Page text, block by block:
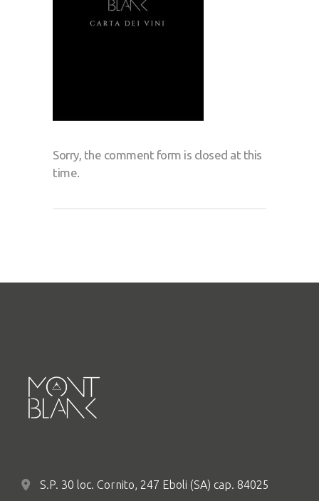
Sorry, the comment form is closed at this
time.
S.P. 30 loc. Cornito, 247 Eboli (SA) cap. 84025